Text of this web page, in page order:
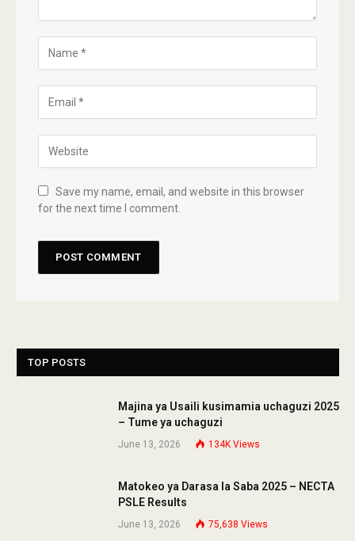
Save my name, email, and website in this browser
for the next time I comment.
TOP POSTS
Majina ya Usaili kusimamia uchaguzi 2025
– Tume ya uchaguzi
June 13, 2026 134K Views
Matokeo ya Darasa la Saba 2025 – NECTA
PSLE Results
June 13, 2026 75,638 Views